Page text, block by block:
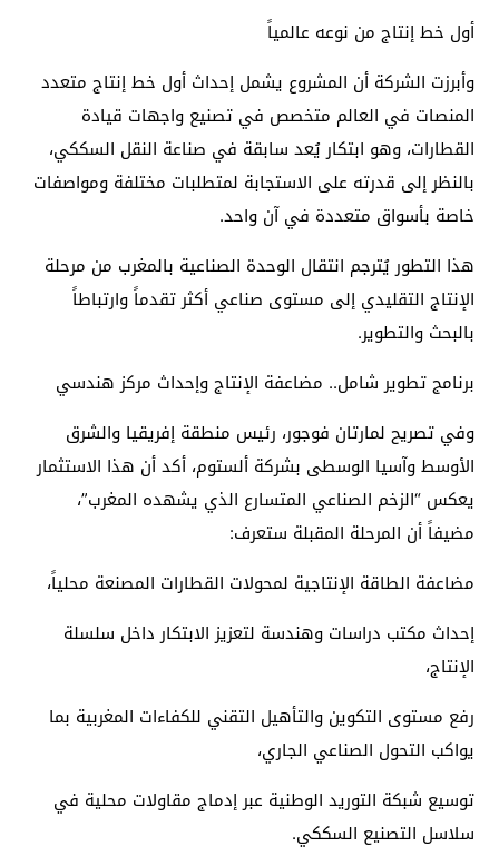
أول خط إنتاج من نوعه عالمياً
وأبرزت الشركة أن المشروع يشمل إحداث أول خط إنتاج متعدد
المنصات في العالم متخصص في تصنيع واجهات قيادة
القطارات، وهو ابتكار يُعد سابقة في صناعة النقل السككي،
بالنظر إلى قدرته على الاستجابة لمتطلبات مختلفة ومواصفات
خاصة بأسواق متعددة في آن واحد.
هذا التطور يُترجم انتقال الوحدة الصناعية بالمغرب من مرحلة
الإنتاج التقليدي إلى مستوى صناعي أكثر تقدماً وارتباطاً
بالبحث والتطوير.
برنامج تطوير شامل.. مضاعفة الإنتاج وإحداث مركز هندسي
وفي تصريح لمارتان فوجور، رئيس منطقة إفريقيا والشرق
الأوسط وآسيا الوسطى بشركة ألستوم، أكد أن هذا الاستثمار
يعكس “الزخم الصناعي المتسارع الذي يشهده المغرب”،
مضيفاً أن المرحلة المقبلة ستعرف:
مضاعفة الطاقة الإنتاجية لمحولات القطارات المصنعة محلياً،
إحداث مكتب دراسات وهندسة لتعزيز الابتكار داخل سلسلة
الإنتاج،
رفع مستوى التكوين والتأهيل التقني للكفاءات المغربية بما
يواكب التحول الصناعي الجاري،
توسيع شبكة التوريد الوطنية عبر إدماج مقاولات محلية في
سلاسل التصنيع السككي.